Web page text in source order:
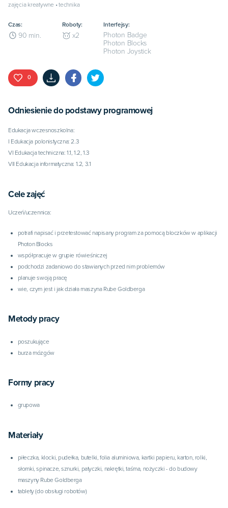
zajęcia kreatywne • technika
Czas:
90 min.
Roboty:
x2
Interfejsy:
Photon Badge
Photon Blocks
Photon Joystick
0
Odniesienie do podstawy programowej
Edukacja wczesnoszkolna:
I Edukacja polonistyczna: 2.3
VI Edukacja techniczna: 1.1, 1.2, 1.3
Cele zajęć
Uczeń/uczennica:
potrafi napisać i przetestować napisany program za pomocą bloczków w aplikacji
Photon Blocks
współpracuje w grupie rówieśniczej
podchodzi zadaniowo do stawianych przed nim problemów
planuje swoją pracę
wie, czym jest i jak działa maszyna Rube Goldberga
Metody pracy
poszukujące
burza mózgów
Formy pracy
grupowa
Materiały
piłeczka, klocki, pudełka, butelki, folia aluminiowa, kartki papieru, karton, rolki,
słomki, spinacze, sznurki, patyczki, nakrętki, taśma, nożyczki - do budowy
maszyny Rube Goldberga
tablety (do obsługi robotów)